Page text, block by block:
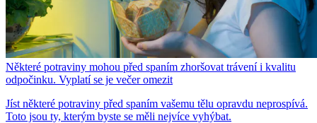
Některé potraviny mohou před spaním zhoršovat trávení i kvalitu
odpočinku. Vyplatí se je večer omezit
Jíst některé potraviny před spaním vašemu tělu opravdu neprospívá.
Toto jsou ty, kterým byste se měli nejvíce vyhýbat.